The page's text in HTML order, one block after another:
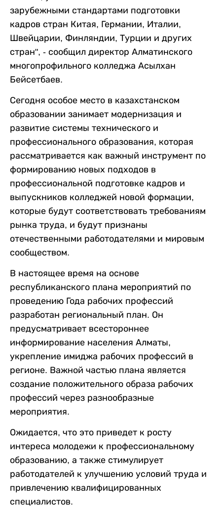
зарубежными стандартами подготовки
кадров стран Китая, Германии, Италии,
Швейцарии, Финляндии, Турции и других
стран", - сообщил директор Алматинского
многопрофильного колледжа Асылхан
Бейсетбаев.
Сегодня особое место в казахстанском
образовании занимает модернизация и
развитие системы технического и
профессионального образования, которая
рассматривается как важный инструмент по
формированию новых подходов в
профессиональной подготовке кадров и
выпускников колледжей новой формации,
которые будут соответствовать требованиям
рынка труда, и будут признаны
отечественными работодателями и мировым
сообществом.
В настоящее время на основе
республиканского плана мероприятий по
проведению Года рабочих профессий
разработан региональный план. Он
предусматривает всестороннее
информирование населения Алматы,
укрепление имиджа рабочих профессий в
регионе. Важной частью плана является
создание положительного образа рабочих
профессий через разнообразные
мероприятия.
Ожидается, что это приведет к росту
интереса молодежи к профессиональному
образованию, а также стимулирует
работодателей к улучшению условий труда и
привлечению квалифицированных
специалистов.